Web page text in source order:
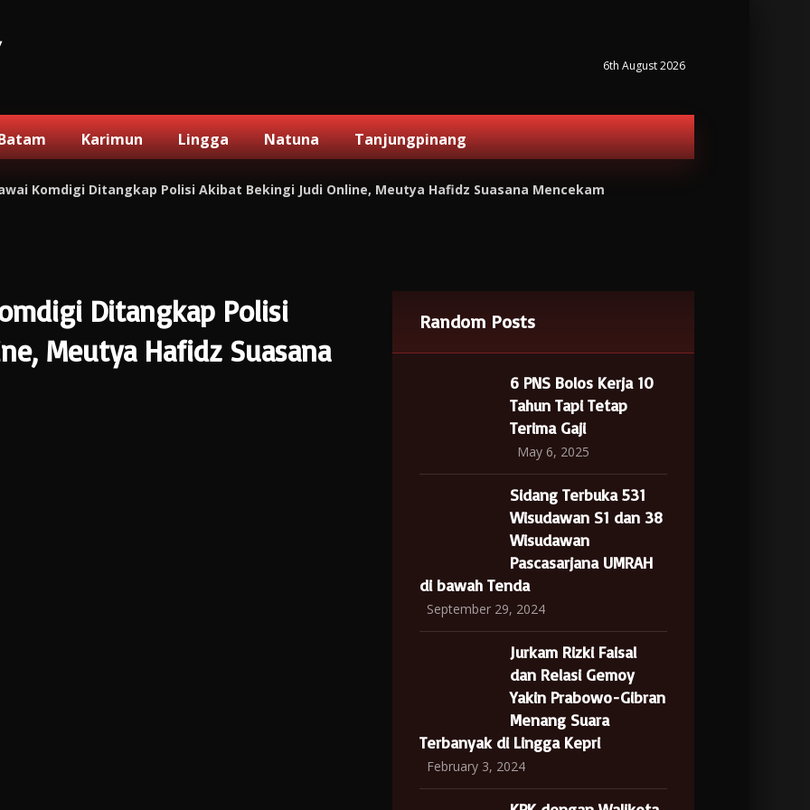
6th August 2026
Karimun Lingga Natuna Tanjungpinang
Komdigi Ditangkap Polisi Akibat Bekingi Judi Online, Meutya Hafidz Suasana Mencekam
Ditangkap Polisi
Meutya Hafidz Suasana
Random Posts
6 PNS Bolos Kerja 10
Tahun Tapi Tetap
Terima Gaji
May 6, 2025
Sidang Terbuka 531
Wisudawan S1 dan 38
Wisudawan
Pascasarjana UMRAH
di bawah Tenda
September 29, 2024
Jurkam Rizki Faisal
dan Relasi Gemoy
Yakin Prabowo-Gibran
Menang Suara
Terbanyak di Lingga Kepri
February 3, 2024